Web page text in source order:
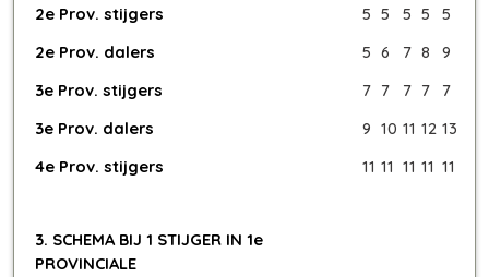
2e Prov. stijgers
5 5 5 5
5
2e Prov. dalers
5 6 7 8
9
3e Prov. stijgers
7 7 7 7
7
3e Prov. dalers
9 10 11 12 13
4e Prov. stijgers
11 11 11 11 11
3. SCHEMA BIJ 1 STIJGER IN 1e
PROVINCIALE